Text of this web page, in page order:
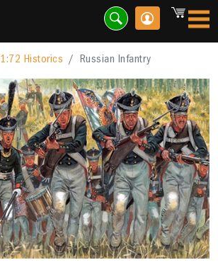
1:72 Historics Russian Infantry